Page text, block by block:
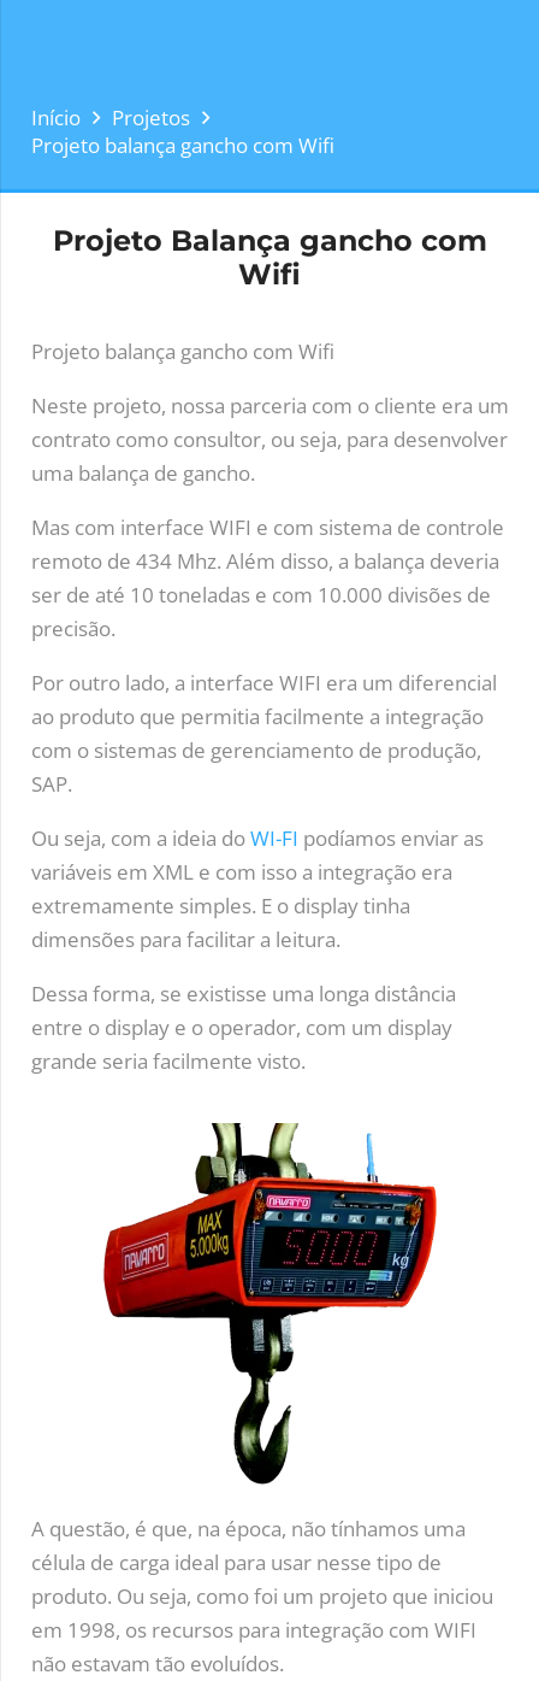
Início
Projetos
Projeto balança gancho com Wifi
Projeto Balança gancho com
Wifi
Projeto balança gancho com Wifi
Neste projeto, nossa parceria com o cliente era um
contrato como consultor, ou seja, para desenvolver
uma balança de gancho.
Mas com interface WIFI e com sistema de controle
remoto de 434 Mhz. Além disso, a balança deveria
ser de até 10 toneladas e com 10.000 divisões de
precisão.
Por outro lado, a interface WIFI era um diferencial
ao produto que permitia facilmente a integração
com o sistemas de gerenciamento de produção,
SAP.
Ou seja, com a ideia doWI-FI podíamos enviar as
variáveis em XML e com isso a integração era
extremamente simples. E o display tinha
dimensões para facilitar a leitura.
Dessa forma, se existisse uma longa distância
entre o display e o operador, com um display
grande seria facilmente visto.
A questão, é que, na época, não tínhamos uma
célula de carga ideal para usar nesse tipo de
produto. Ou seja, como foi um projeto que iniciou
em 1998, os recursos para integração com WIFI
não estavam tão evoluídos.